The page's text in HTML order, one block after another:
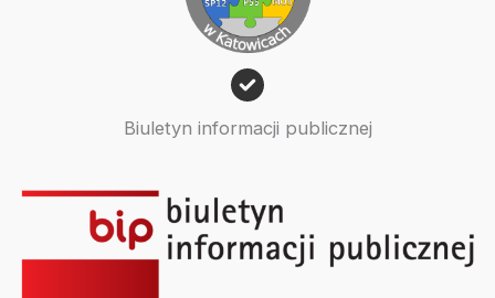
Biuletyn informacji publicznej